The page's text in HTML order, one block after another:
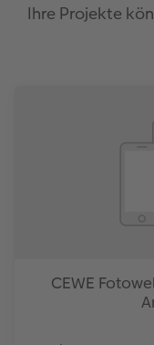
Ihre Projekte
CEWE